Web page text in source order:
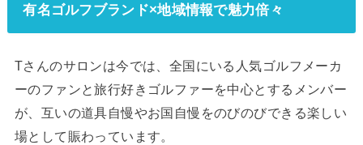
有名ゴルフブランド×地域情報で魅力倍々
Tさんのサロンは今では、全国にいる人気ゴルフメーカ
ーのファンと旅行好きゴルファーを中心とするメンバー
が、互いの道具自慢やお国自慢をのびのびできる楽しい
場として賑わっています。